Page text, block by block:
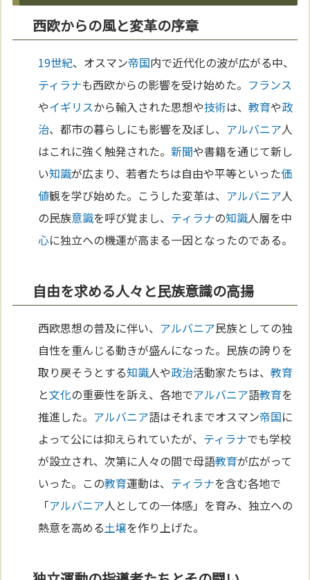
西欧からの風と変革の序章
19世紀、オスマン帝国内で近代化の波が広がる中、
ティラナも西欧からの影響を受け始めた。 フランス
やイギリスから輸入された思想や技術は、教育や政
治、都市の暮らしにも影響を及ぼし、 アルバニア人
はこれに強く触発された。新聞や書籍を通じて新し
い知識が広まり、若者たちは自由や平等といった価
値観を学び始めた。こうした変革は、 アルバニア人
の民族意識を呼び覚まし、 ティラナの知識人層を中
心に独立への機運が高まる一因となったのである。
自由を求める人々と民族意識の高揚
西欧思想の普及に伴い、 アルバニア民族としての独
自性を重んじる動きが盛んになった。民族の誇りを
取り戻そうとする知識人や政治活動家たちは、教育
と文化の重要性を訴え、各地でアルバニア語教育を
推進した。 アルバニア語はそれまでオスマン帝国に
よって公には抑えられていたが、 ティラナでも学校
が設立され、次第に人々の間で母語教育が広がって
いった。この教育運動は、 ティラナを含む各地で
「アルバニア人としての一体感」を育み、独立への
熱意を高める土壌を作り上げた。